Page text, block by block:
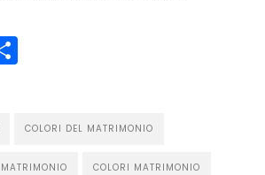
COLORI DEL MATRIMONIO
COLORI MATRIMONIO